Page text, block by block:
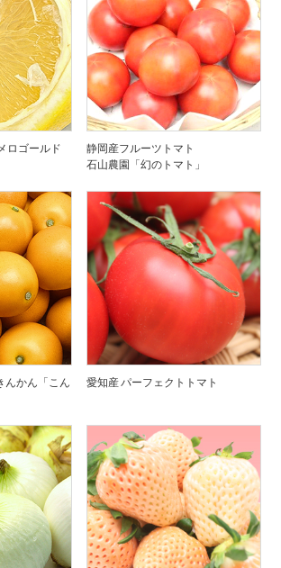
ロゴールド
静岡産フルーツトマト
石山農園「幻のトマト」
んかん「こん
愛知産 パーフェクトトマト